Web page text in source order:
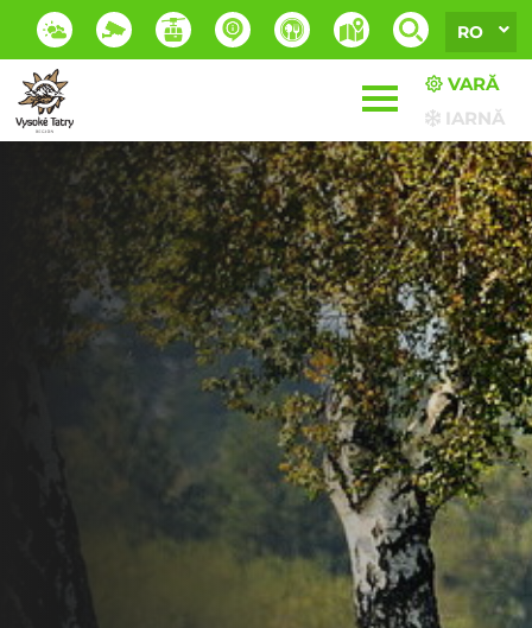
RO
VARĂ
IARNĂ